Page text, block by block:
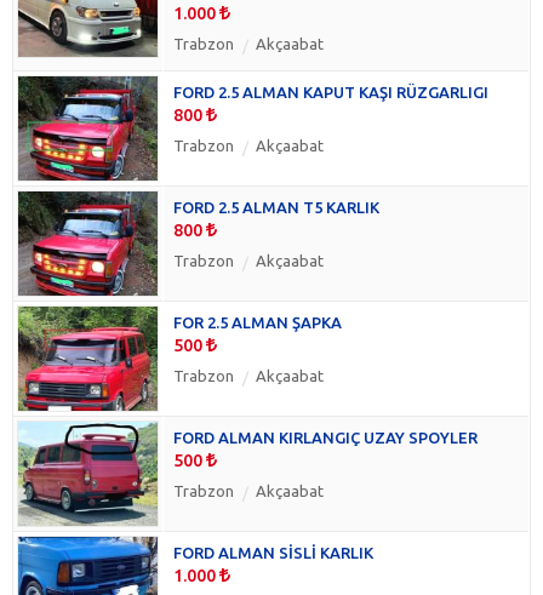
1.000
Trabzon Akçaabat
FORD 2.5 ALMAN KAPUT KAŞI RÜZGARLIGI
800
Trabzon Akçaabat
FORD 2.5 ALMAN T5 KARLIK
800
Trabzon Akçaabat
FOR 2.5 ALMAN ŞAPKA
500
Trabzon Akçaabat
FORD ALMAN KIRLANGIÇ UZAY SPOYLER
500
Trabzon Akçaabat
FORD ALMAN SİSLİ KARLIK
1.000